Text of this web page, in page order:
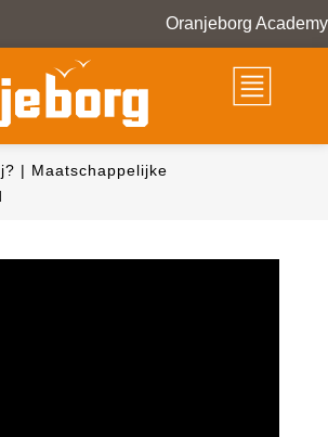
Oranjeborg Academy
| Maatschappelijke